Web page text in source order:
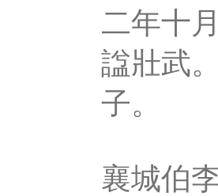
二年十
諡壯武
子。
襄城伯